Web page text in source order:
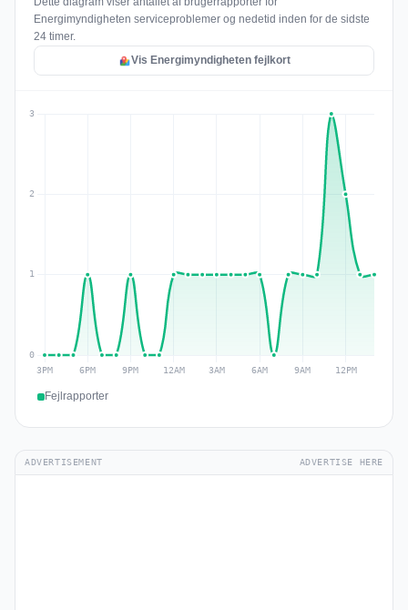
Energimyndigheten serviceproblemer og nedetid inden for de sidste
24 timer.
Vis Energimyndigheten fejlkort
Fejlrapporter
ADVERTISEMENT ADVERTISE HERE